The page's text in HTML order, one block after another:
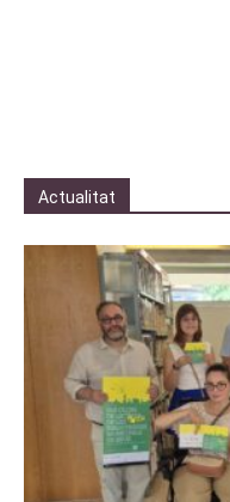
Actualitat